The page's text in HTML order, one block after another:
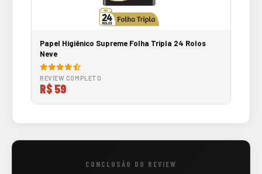
Papel Higiênico Supreme Folha Tripla 24 Rolos
Neve
REVIEW COMPLETO
R$ 59
CONCLUSÃO DO REVIEW